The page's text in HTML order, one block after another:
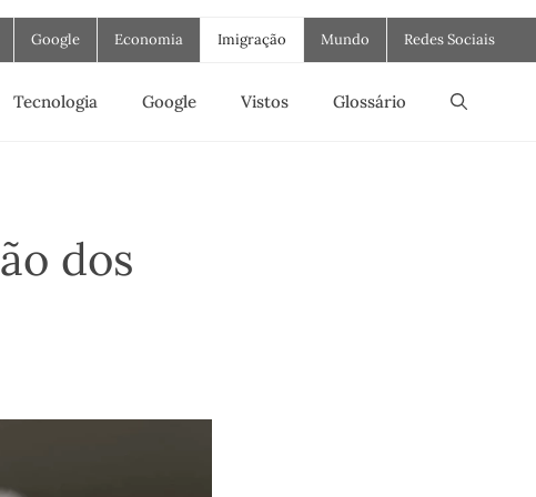
Google Economia Imigração Mundo Redes Sociais
Tecnologia Google Vistos Glossário
dos